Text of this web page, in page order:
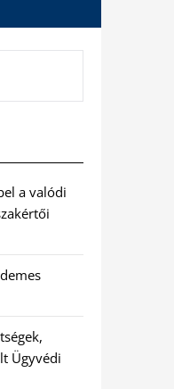
a valódi
Ügyvédi